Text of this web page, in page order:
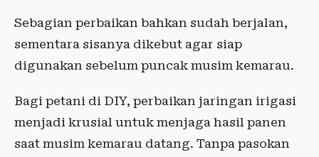
Sebagian perbaikan bahkan sudah berjalan,
sementara sisanya dikebut agar siap
digunakan sebelum puncak musim kemarau.
Bagi petani di DIY, perbaikan jaringan irigasi
menjadi krusial untuk menjaga hasil panen
saat musim kemarau datang. Tanpa pasokan